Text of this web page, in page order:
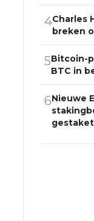
4Charles
breken
5Bitcoin-
BTC in
6Nieuwe